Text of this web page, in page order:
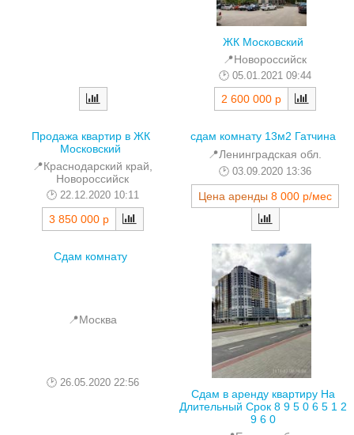
ЖК Московский
📍Новороссийск
05.01.2021 09:44
2 600 000 р
Продажа квартир в ЖК
Московский
📍Краснодарский край,
Новороссийск
22.12.2020 10:11
3 850 000 р
сдам комнату 13м2 Гатчина
📍Ленинградская обл.
03.09.2020 13:36
Цена аренды 8 000 р/мес
Сдам комнату
📍Москва
26.05.2020 22:56
Сдам в аренду квартиру На
Длительный Срок 8 9 5 0 6 5 1 2
9 6 0